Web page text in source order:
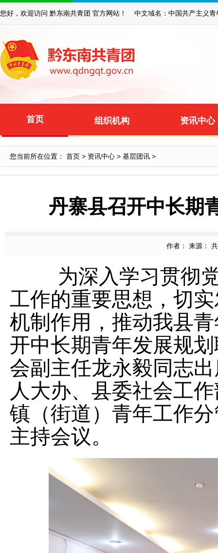
您好，欢迎访问 黔东南共青团 官方网站！ 中文域名：中国共产主义青
首页 组织机构 资讯中心
您当前所在位置： 首页 > 资讯中心 > 基层团讯 >
丹寨县召开中长期
作者： 来源：
为深入学习贯彻
工作的重要思想，切
机制作用，推动我县
开中长期青年发展规
会副主任龙永毅同志
人大办、县委社会工
镇（街道）青年工作
主持会议。